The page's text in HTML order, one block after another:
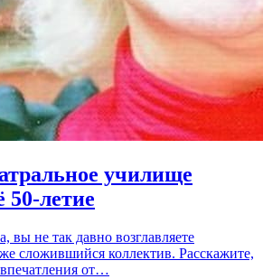
училище
50-летие
вы не так давно возглавляете
сложившийся коллектив. Расскажите,
от…